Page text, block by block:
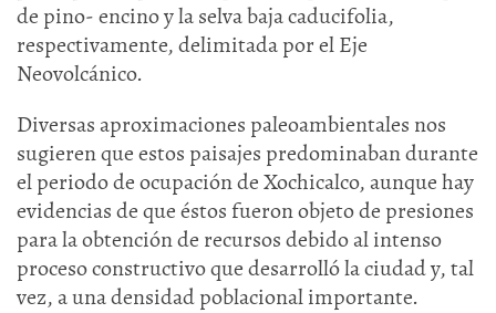
de pino- encino y la selva baja caducifolia,
respectivamente, delimitada por el Eje
Neovolcánico.
Diversas aproximaciones paleoambientales nos
sugieren que estos paisajes predominaban durante
el periodo de ocupación de Xochicalco, aunque hay
evidencias de que éstos fueron objeto de presiones
para la obtención de recursos debido al intenso
proceso constructivo que desarrolló la ciudad y, tal
vez, a una densidad poblacional importante.